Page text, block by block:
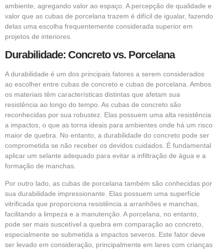
ambiente, agregando valor ao espaço. A percepção de qualidade e
valor que as cubas de porcelana trazem é difícil de igualar, fazendo
delas uma escolha frequentemente considerada superior em
projetos de interiores.
Durabilidade: Concreto vs. Porcelana
A durabilidade é um dos principais fatores a serem considerados
ao escolher entre cubas de concreto e cubas de porcelana. Ambos
os materiais têm características distintas que afetam sua
resistência ao longo do tempo. As cubas de concreto são
reconhecidas por sua robustez. Elas possuem uma alta resistência
a impactos, o que as torna ideais para ambientes onde há um risco
maior de quebra. No entanto, a durabilidade do concreto pode ser
comprometida se não receber os devidos cuidados. É fundamental
aplicar um selante adequado para evitar a infiltração de água e a
formação de manchas.
Por outro lado, as cubas de porcelana também são conhecidas por
sua durabilidade impressionante. Elas possuem uma superfície
vitrificada que proporciona resistência a arranhões e manchas,
facilitando a limpeza e a manutenção. A porcelana, no entanto,
pode ser mais suscetível a quebra em comparação ao concreto,
especialmente se submetida a impactos severos. Este fator deve
ser levado em consideração, principalmente em lares com crianças